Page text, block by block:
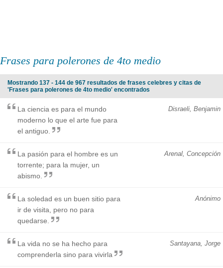
Frases para polerones de 4to medio
Mostrando 137 - 144 de 967 resultados de frases celebres y citas de
'Frases para polerones de 4to medio' encontrados
Disraeli, Benjamin
La ciencia es para el mundo
moderno lo que el arte fue para
el antiguo.
Arenal, Concepción
La pasión para el hombre es un
torrente; para la mujer, un
abismo.
Anónimo
La soledad es un buen sitio para
ir de visita, pero no para
quedarse.
Santayana, Jorge
La vida no se ha hecho para
comprenderla sino para vivirla